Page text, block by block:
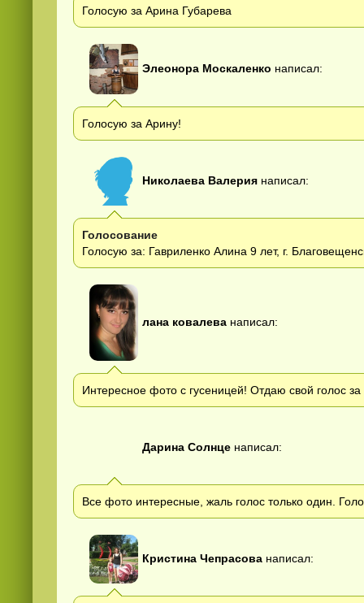
Голосую за Арина Губарева
Элеонора Москаленко написал:
Голосую за Арину!
Николаева Валерия написал:
Голосование
Голосую за: Гавриленко Алина 9 лет, г.
лана ковалева написал:
Интересное фото с гусеницей! Отдаю свой голос
Дарина Солнце написал:
Все фото интересные, жаль голос только один.
Кристина Чепрасова написал: